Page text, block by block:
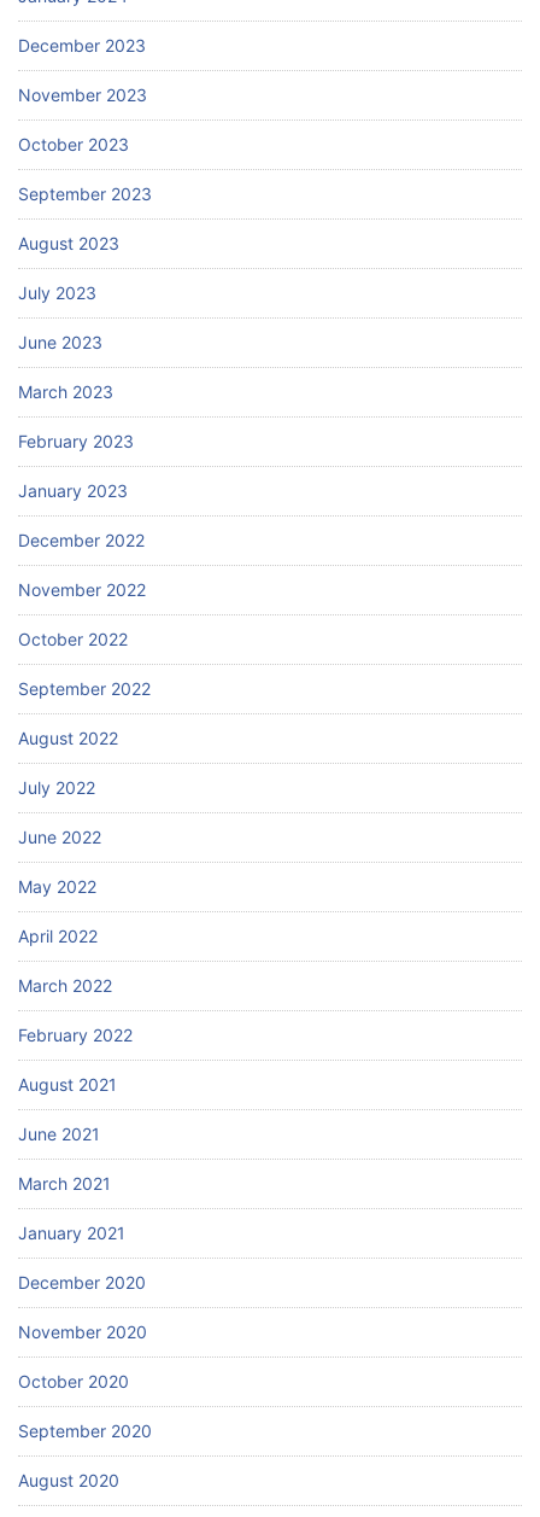
December 2023
November 2023
October 2023
September 2023
August 2023
July 2023
June 2023
March 2023
February 2023
January 2023
December 2022
November 2022
October 2022
September 2022
August 2022
July 2022
June 2022
May 2022
April 2022
March 2022
February 2022
August 2021
June 2021
March 2021
January 2021
December 2020
November 2020
October 2020
September 2020
August 2020